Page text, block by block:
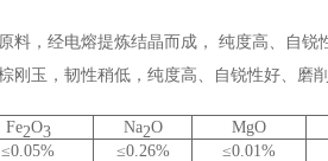
料，经电熔提炼结晶而成， 纯度高、自锐
刚玉，韧性稍低，纯度高、自锐性好、磨
Fe2O3 Na2O MgO
≤0.05% ≤0.26% ≤0.01%